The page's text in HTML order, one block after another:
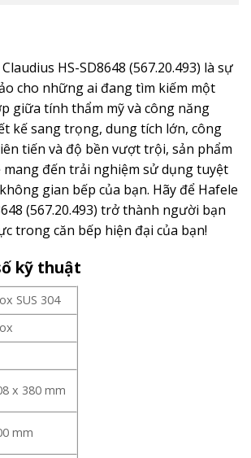
HS-SD8648 (567.20.493) là sự
cho những ai đang tìm kiếm một
giữa tính thẩm mỹ và công năng
kế sang trọng, dung tích lớn, công
tiến và độ bền vượt trội, sản phẩm
mang đến trải nghiệm sử dụng tuyệt
gian bếp của bạn. Hãy để Hafele
(567.20.493) trở thành người bạn
trong căn bếp hiện đại của bạn!
kỹ thuật
SUS 304
x 380 mm
mm